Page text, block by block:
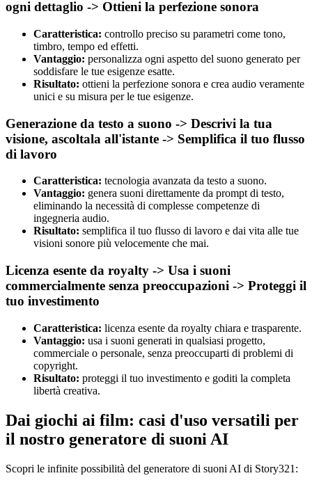
ogni dettaglio -> Ottieni la perfezione sonora
Caratteristica: controllo preciso su parametri come tono,
timbro, tempo ed effetti.
Vantaggio: personalizza ogni aspetto del suono generato per
soddisfare le tue esigenze esatte.
Risultato: ottieni la perfezione sonora e crea audio veramente
unici e su misura per le tue esigenze.
Generazione da testo a suono -> Descrivi la tua
visione, ascoltala all'istante -> Semplifica il tuo flusso
di lavoro
Caratteristica: tecnologia avanzata da testo a suono.
Vantaggio: genera suoni direttamente da prompt di testo,
eliminando la necessità di complesse competenze di
ingegneria audio.
Risultato: semplifica il tuo flusso di lavoro e dai vita alle tue
visioni sonore più velocemente che mai.
Licenza esente da royalty -> Usa i suoni
commercialmente senza preoccupazioni -> Proteggi il
tuo investimento
Caratteristica: licenza esente da royalty chiara e trasparente.
Vantaggio: usa i suoni generati in qualsiasi progetto,
commerciale o personale, senza preoccuparti di problemi di
copyright.
Risultato: proteggi il tuo investimento e goditi la completa
libertà creativa.
Dai giochi ai film: casi d'uso versatili per
il nostro generatore di suoni AI
Scopri le infinite possibilità del generatore di suoni AI di Story321: